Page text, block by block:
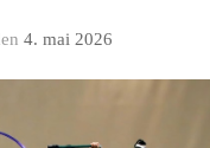
4. mai 2026